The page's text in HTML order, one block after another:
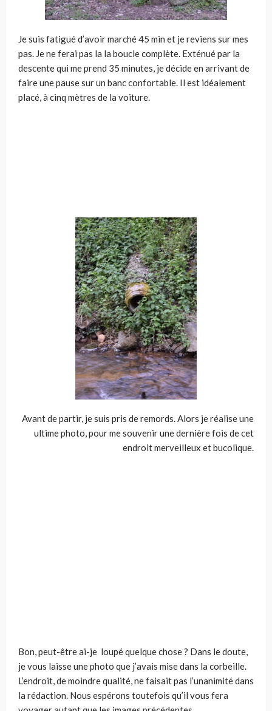
Je suis fatigué d’avoir marché 45 min et je reviens sur mes
pas. Je ne ferai pas la la boucle complète. Exténué par la
descente qui me prend 35 minutes, je décide en arrivant de
faire une pause sur un banc confortable. Il est idéalement
placé, à cinq mètres de la voiture.
Avant de partir, je suis pris de remords. Alors je réalise une
ultime photo, pour me souvenir une dernière fois de cet
endroit merveilleux et bucolique.
Bon, peut-être ai-je loupé quelque chose ? Dans le doute,
je vous laisse une photo que j’avais mise dans la corbeille.
L’endroit, de moindre qualité, ne faisait pas l’unanimité dans
la rédaction. Nous espérons toutefois qu’il vous fera